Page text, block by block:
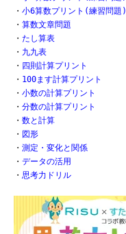
・ 小6算数プリント(練習問題)
・ 算数文章問題
・ たし算表
・ 九九表
・ 四則計算プリント
・ 100ます計算プリント
・ 小数の計算プリント
・ 分数の計算プリント
・ 数と計算
・ 図形
・ 測定・変化と関係
・ データの活用
・ 思考力ドリル